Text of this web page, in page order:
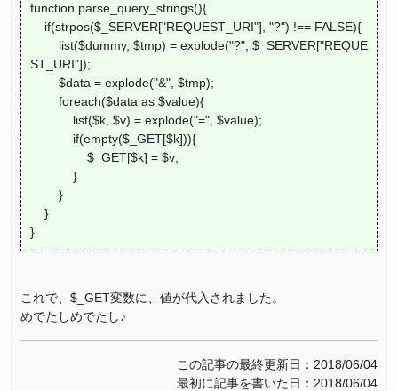
function parse_query_strings(){
if(strpos($_SERVER["REQUEST_URI"], "?") !== FALSE){
list($dummy, $tmp) = explode("?", $_SERVER["REQUE
ST_URI"]);
$data = explode("&", $tmp);
foreach($data as $value){
list($k, $v) = explode("=", $value);
if(empty($_GET[$k])){
$_GET[$k] = $v;
}
}
}
}
これで、$_GET変数に、値が代入されました。
めでたしめでたし♪
この記事の最終更新日：2018/06/04
最初に記事を書いた日：2018/06/04